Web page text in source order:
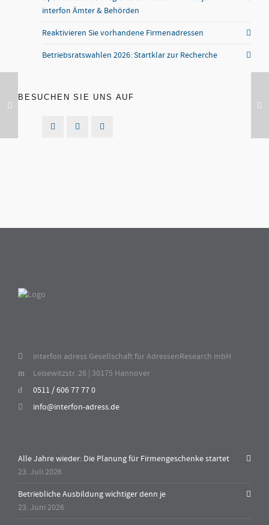
interfon Ämter & Behörden
Reaktivieren Sie vorhandene Firmenadressen
Betriebsratswahlen 2026: Startklar zur Recherche
BESUCHEN SIE UNS AUF
interfon adress Gesellschaft für AdressenResearch mbH
Leisewitzstr. 26 | 30175 Hannover
0511 / 606 77 77 0
info@interfon-adress.de
Alle Jahre wieder: Die Planung für Firmengeschenke startet
23. Juli 2026
Betriebliche Ausbildung wichtiger denn je
23. Juni 2026